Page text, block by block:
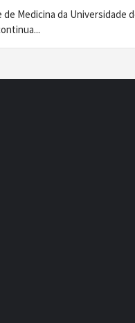
Medicina da Universidade